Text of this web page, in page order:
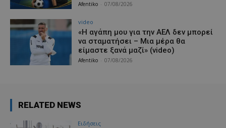
Afentiko 07/08/2026
video
«Η αγάπη μου για την ΑΕΛ δεν μπορεί
να σταματήσει – Μια μέρα θα
είμαστε ξανά μαζί» (video)
Afentiko 07/08/2026
RELATED NEWS
Ειδήσεις